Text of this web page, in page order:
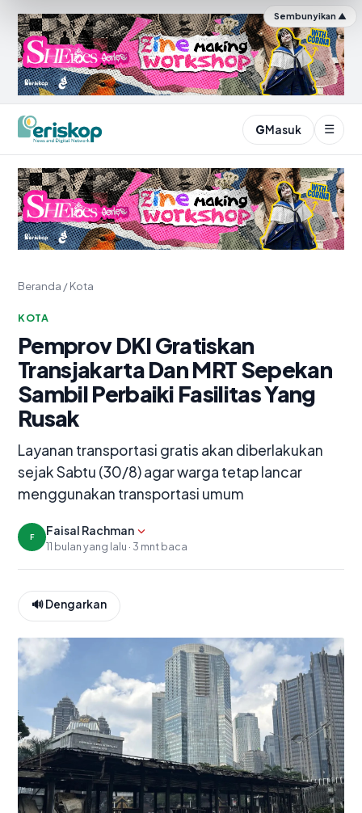
Sembunyikan ▲
Periskop.id GMasuk ☰
Beranda /Kota
KOTA
Pemprov DKI Gratiskan
Transjakarta Dan MRT Sepekan
Sambil Perbaiki Fasilitas Yang
Rusak
Layanan transportasi gratis akan diberlakukan
sejak Sabtu (30/8) agar warga tetap lancar
menggunakan transportasi umum
F Faisal RachmanTampilkan editor
11 bulan yang lalu · 3 mnt baca
🔊 Dengarkan